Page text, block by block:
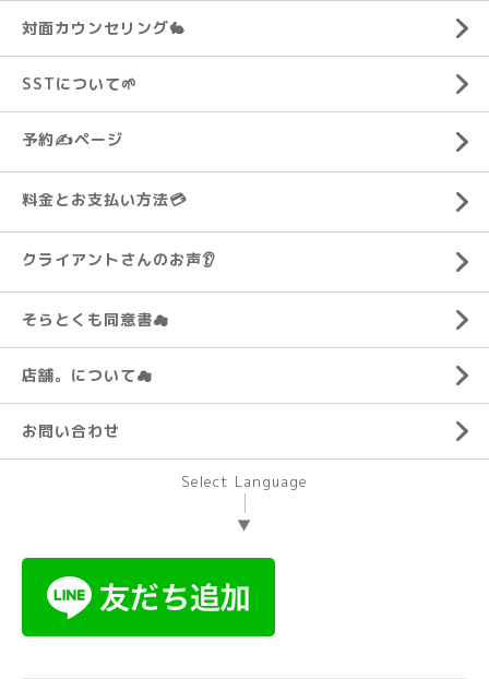
対面カウンセリング🐇
SSTについて🌱
予約✍ページ
料金とお支払い方法💳
クライアントさんのお声👂️
そらとくも同意書☁
店舗。について☁
お問い合わせ
Select Language
▼